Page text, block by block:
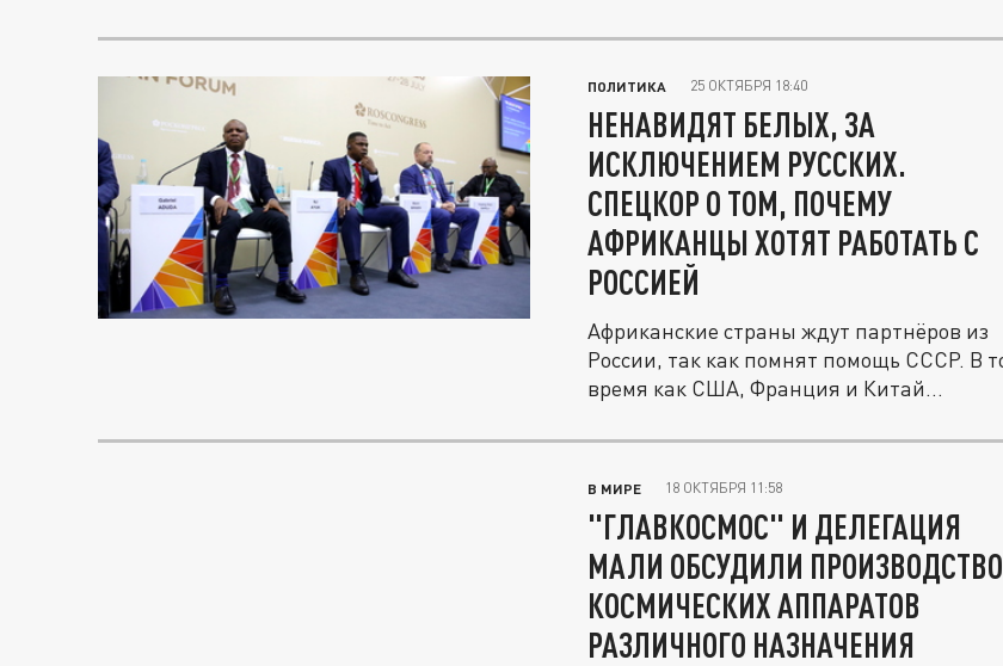
ПОЛИТИКА 25 ОКТЯБРЯ 18:40
НЕНАВИДЯТ БЕЛЫХ, ЗА
ИСКЛЮЧЕНИЕМ РУССКИХ.
СПЕЦКОР О ТОМ, ПОЧЕМУ
АФРИКАНЦЫ ХОТЯТ РАБОТАТЬ С
РОССИЕЙ
Африканские страны ждут партнёров из
России, так как помнят помощь СССР. В то
время как США, Франция и Китай...
В МИРЕ 18 ОКТЯБРЯ 11:58
"ГЛАВКОСМОС" И ДЕЛЕГАЦИЯ
МАЛИ ОБСУДИЛИ ПРОИЗВОДСТВО
КОСМИЧЕСКИХ АППАРАТОВ
РАЗЛИЧНОГО НАЗНАЧЕНИЯ